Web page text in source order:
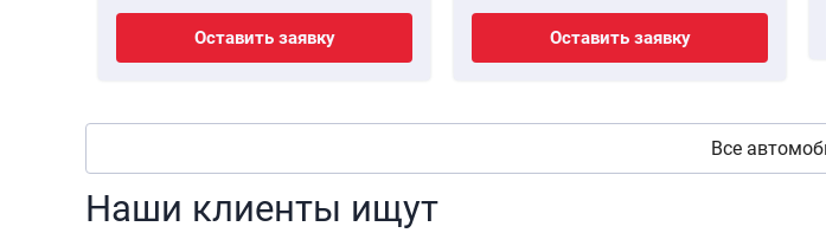
Оставить заявку Оставить заявку
Все
Наши клиенты ищут